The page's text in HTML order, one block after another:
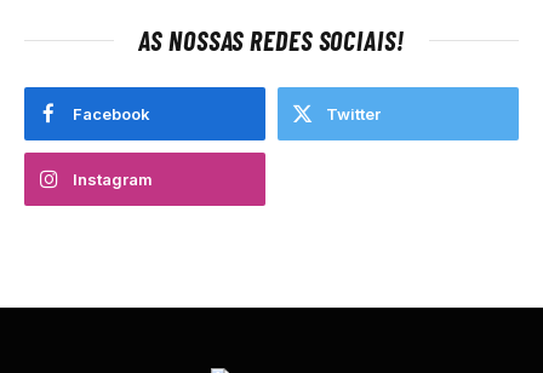
AS NOSSAS REDES SOCIAIS!
Facebook Twitter
Instagram